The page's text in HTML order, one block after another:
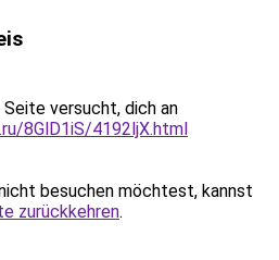
versucht, dich an
8GlD1iS/4192ljX.html
besuchen möchtest, kannst
zurückkehren.